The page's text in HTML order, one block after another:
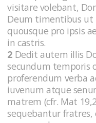
visitare volebant,
Deum timentibus ut
quousque pro ipsis
in castris.
2 Dedit autem illis
secundum temporis
proferendum verba
iuvenum atque
matrem (cfr. Mat
sequebantur